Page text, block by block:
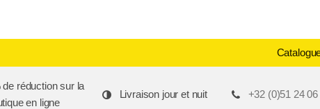
de réduction sur la
en ligne
Livraison jour et nuit +32 (0)51 24 06